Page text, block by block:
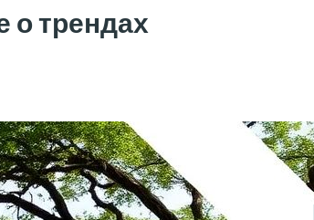
о трендах